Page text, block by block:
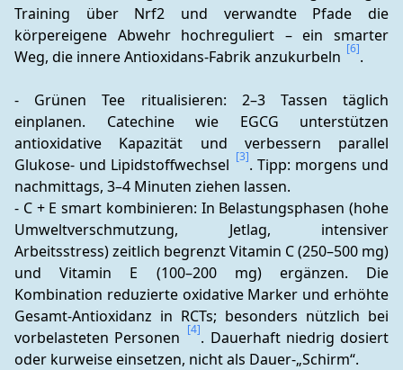
Training über Nrf2 und verwandte Pfade die
körpereigene Abwehr hochreguliert – ein smarter
Weg, die innere Antioxidans-Fabrik anzukurbeln [6].
- Grünen Tee ritualisieren: 2–3 Tassen täglich
einplanen. Catechine wie EGCG unterstützen
antioxidative Kapazität und verbessern parallel
Glukose- und Lipidstoffwechsel [3]. Tipp: morgens und
nachmittags, 3–4 Minuten ziehen lassen.
- C + E smart kombinieren: In Belastungsphasen (hohe
Umweltverschmutzung, Jetlag, intensiver
Arbeitsstress) zeitlich begrenzt Vitamin C (250–500 mg)
und Vitamin E (100–200 mg) ergänzen. Die
Kombination reduzierte oxidative Marker und erhöhte
Gesamt-Antioxidanz in RCTs; besonders nützlich bei
vorbelasteten Personen [4]. Dauerhaft niedrig dosiert
oder kurweise einsetzen, nicht als Dauer-„Schirm“.